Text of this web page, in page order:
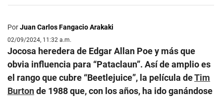
PorJuan Carlos Fangacio Arakaki
02/09/2024, 11:32 a.m.
Jocosa heredera de Edgar Allan Poe y más que
obvia influencia para “Pataclaun”. Así de amplio es
el rango que cubre “Beetlejuice”, la película deTim
Burtonde 1988 que, con los años, ha ido ganándose